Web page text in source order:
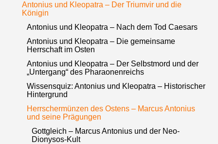
Antonius und Kleopatra – Der Triumvir und die
Königin
Antonius und Kleopatra – Nach dem Tod Caesars
Antonius und Kleopatra – Die gemeinsame
Herrschaft im Osten
Antonius und Kleopatra – Der Selbstmord und der
„Untergang“ des Pharaonenreichs
Wissensquiz: Antonius und Kleopatra – Historischer
Hintergrund
Herrschermünzen des Ostens – Marcus Antonius
und seine Prägungen
Gottgleich – Marcus Antonius und der Neo-
Dionysos-Kult